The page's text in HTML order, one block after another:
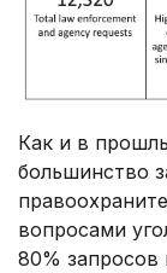
Как и в
большинство
вопросами
80% запросов